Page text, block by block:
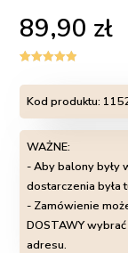
89,90 zł
5.00
podstawie
klientów
Kod produktu:
WAŻNE:
- Aby balony były
dostarczenia była
- Zamówienie
DOSTAWY
adresu.